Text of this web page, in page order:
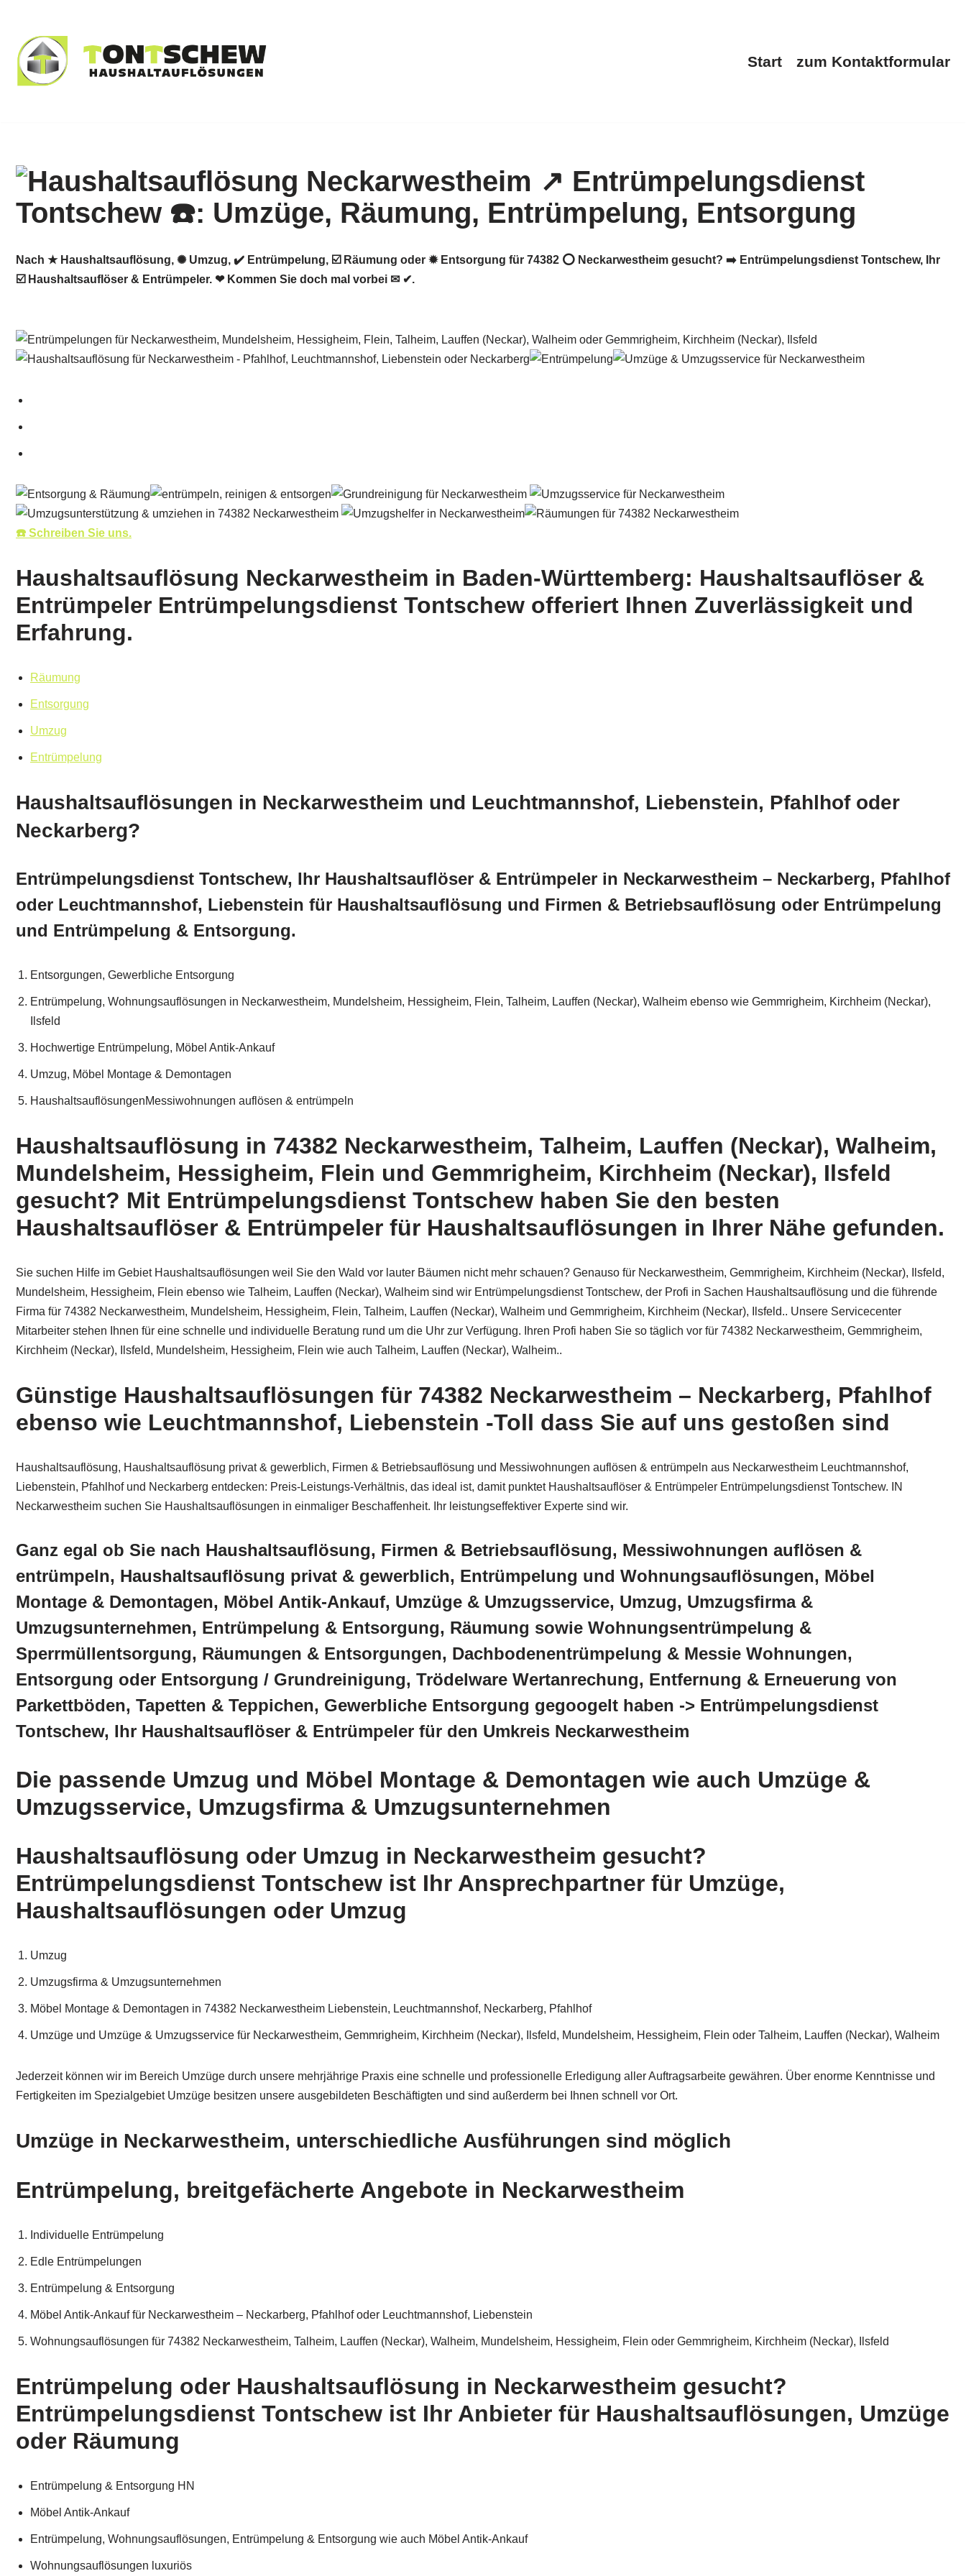
Zum
Inhalt
springen
Start zum Kontaktformular
Nach ★ Haushaltsauflösung, ✺ Umzug, ✔️ Entrümpelung, ☑️ Räumung oder ✹ Entsorgung für 74382 ⭕ Neckarwestheim gesucht? ➡️ Entrümpelungsdienst Tontschew, Ihr
☑️ Haushaltsauflöser & Entrümpeler. ❤ Kommen Sie doch mal vorbei ✉ ✔.
☎️ Schreiben Sie uns.
Haushaltsauflösung Neckarwestheim in Baden-Württemberg: Haushaltsauflöser &
Entrümpeler Entrümpelungsdienst Tontschew offeriert Ihnen Zuverlässigkeit und
Erfahrung.
Räumung
Entsorgung
Umzug
Entrümpelung
Haushaltsauflösungen in Neckarwestheim und Leuchtmannshof, Liebenstein, Pfahlhof oder
Neckarberg?
Entrümpelungsdienst Tontschew, Ihr Haushaltsauflöser & Entrümpeler in Neckarwestheim – Neckarberg, Pfahlhof
oder Leuchtmannshof, Liebenstein für Haushaltsauflösung und Firmen & Betriebsauflösung oder Entrümpelung
und Entrümpelung & Entsorgung.
Entsorgungen, Gewerbliche Entsorgung
Entrümpelung, Wohnungsauflösungen in Neckarwestheim, Mundelsheim, Hessigheim, Flein, Talheim, Lauffen (Neckar), Walheim ebenso wie Gemmrigheim, Kirchheim (Neckar),
Ilsfeld
Hochwertige Entrümpelung, Möbel Antik-Ankauf
Umzug, Möbel Montage & Demontagen
HaushaltsauflösungenMessiwohnungen auflösen & entrümpeln
Haushaltsauflösung in 74382 Neckarwestheim, Talheim, Lauffen (Neckar), Walheim,
Mundelsheim, Hessigheim, Flein und Gemmrigheim, Kirchheim (Neckar), Ilsfeld
gesucht? Mit Entrümpelungsdienst Tontschew haben Sie den besten
Haushaltsauflöser & Entrümpeler für Haushaltsauflösungen in Ihrer Nähe gefunden.
Sie suchen Hilfe im Gebiet Haushaltsauflösungen weil Sie den Wald vor lauter Bäumen nicht mehr schauen? Genauso für Neckarwestheim, Gemmrigheim, Kirchheim (Neckar), Ilsfeld,
Mundelsheim, Hessigheim, Flein ebenso wie Talheim, Lauffen (Neckar), Walheim sind wir Entrümpelungsdienst Tontschew, der Profi in Sachen Haushaltsauflösung und die führende
Firma für 74382 Neckarwestheim, Mundelsheim, Hessigheim, Flein, Talheim, Lauffen (Neckar), Walheim und Gemmrigheim, Kirchheim (Neckar), Ilsfeld.. Unsere Servicecenter
Mitarbeiter stehen Ihnen für eine schnelle und individuelle Beratung rund um die Uhr zur Verfügung. Ihren Profi haben Sie so täglich vor für 74382 Neckarwestheim, Gemmrigheim,
Kirchheim (Neckar), Ilsfeld, Mundelsheim, Hessigheim, Flein wie auch Talheim, Lauffen (Neckar), Walheim..
Günstige Haushaltsauflösungen für 74382 Neckarwestheim – Neckarberg, Pfahlhof
ebenso wie Leuchtmannshof, Liebenstein -Toll dass Sie auf uns gestoßen sind
Haushaltsauflösung, Haushaltsauflösung privat & gewerblich, Firmen & Betriebsauflösung und Messiwohnungen auflösen & entrümpeln aus Neckarwestheim Leuchtmannshof,
Liebenstein, Pfahlhof und Neckarberg entdecken: Preis-Leistungs-Verhältnis, das ideal ist, damit punktet Haushaltsauflöser & Entrümpeler Entrümpelungsdienst Tontschew. IN
Neckarwestheim suchen Sie Haushaltsauflösungen in einmaliger Beschaffenheit. Ihr leistungseffektiver Experte sind wir.
Ganz egal ob Sie nach Haushaltsauflösung, Firmen & Betriebsauflösung, Messiwohnungen auflösen &
entrümpeln, Haushaltsauflösung privat & gewerblich, Entrümpelung und Wohnungsauflösungen, Möbel
Montage & Demontagen, Möbel Antik-Ankauf, Umzüge & Umzugsservice, Umzug, Umzugsfirma &
Umzugsunternehmen, Entrümpelung & Entsorgung, Räumung sowie Wohnungsentrümpelung &
Sperrmüllentsorgung, Räumungen & Entsorgungen, Dachbodenentrümpelung & Messie Wohnungen,
Entsorgung oder Entsorgung / Grundreinigung, Trödelware Wertanrechung, Entfernung & Erneuerung von
Parkettböden, Tapetten & Teppichen, Gewerbliche Entsorgung gegoogelt haben -> Entrümpelungsdienst
Tontschew, Ihr Haushaltsauflöser & Entrümpeler für den Umkreis Neckarwestheim
Die passende Umzug und Möbel Montage & Demontagen wie auch Umzüge &
Umzugsservice, Umzugsfirma & Umzugsunternehmen
Haushaltsauflösung oder Umzug in Neckarwestheim gesucht?
Entrümpelungsdienst Tontschew ist Ihr Ansprechpartner für Umzüge,
Haushaltsauflösungen oder Umzug
Umzug
Umzugsfirma & Umzugsunternehmen
Möbel Montage & Demontagen in 74382 Neckarwestheim Liebenstein, Leuchtmannshof, Neckarberg, Pfahlhof
Umzüge und Umzüge & Umzugsservice für Neckarwestheim, Gemmrigheim, Kirchheim (Neckar), Ilsfeld, Mundelsheim, Hessigheim, Flein oder Talheim, Lauffen (Neckar), Walheim
Jederzeit können wir im Bereich Umzüge durch unsere mehrjährige Praxis eine schnelle und professionelle Erledigung aller Auftragsarbeite gewähren. Über enorme Kenntnisse und
Fertigkeiten im Spezialgebiet Umzüge besitzen unsere ausgebildeten Beschäftigten und sind außerderm bei Ihnen schnell vor Ort.
Umzüge in Neckarwestheim, unterschiedliche Ausführungen sind möglich
Entrümpelung, breitgefächerte Angebote in Neckarwestheim
Individuelle Entrümpelung
Edle Entrümpelungen
Entrümpelung & Entsorgung
Möbel Antik-Ankauf für Neckarwestheim – Neckarberg, Pfahlhof oder Leuchtmannshof, Liebenstein
Wohnungsauflösungen für 74382 Neckarwestheim, Talheim, Lauffen (Neckar), Walheim, Mundelsheim, Hessigheim, Flein oder Gemmrigheim, Kirchheim (Neckar), Ilsfeld
Entrümpelung oder Haushaltsauflösung in Neckarwestheim gesucht?
Entrümpelungsdienst Tontschew ist Ihr Anbieter für Haushaltsauflösungen, Umzüge
oder Räumung
Entrümpelung & Entsorgung HN
Möbel Antik-Ankauf
Entrümpelung, Wohnungsauflösungen, Entrümpelung & Entsorgung wie auch Möbel Antik-Ankauf
Wohnungsauflösungen luxuriös